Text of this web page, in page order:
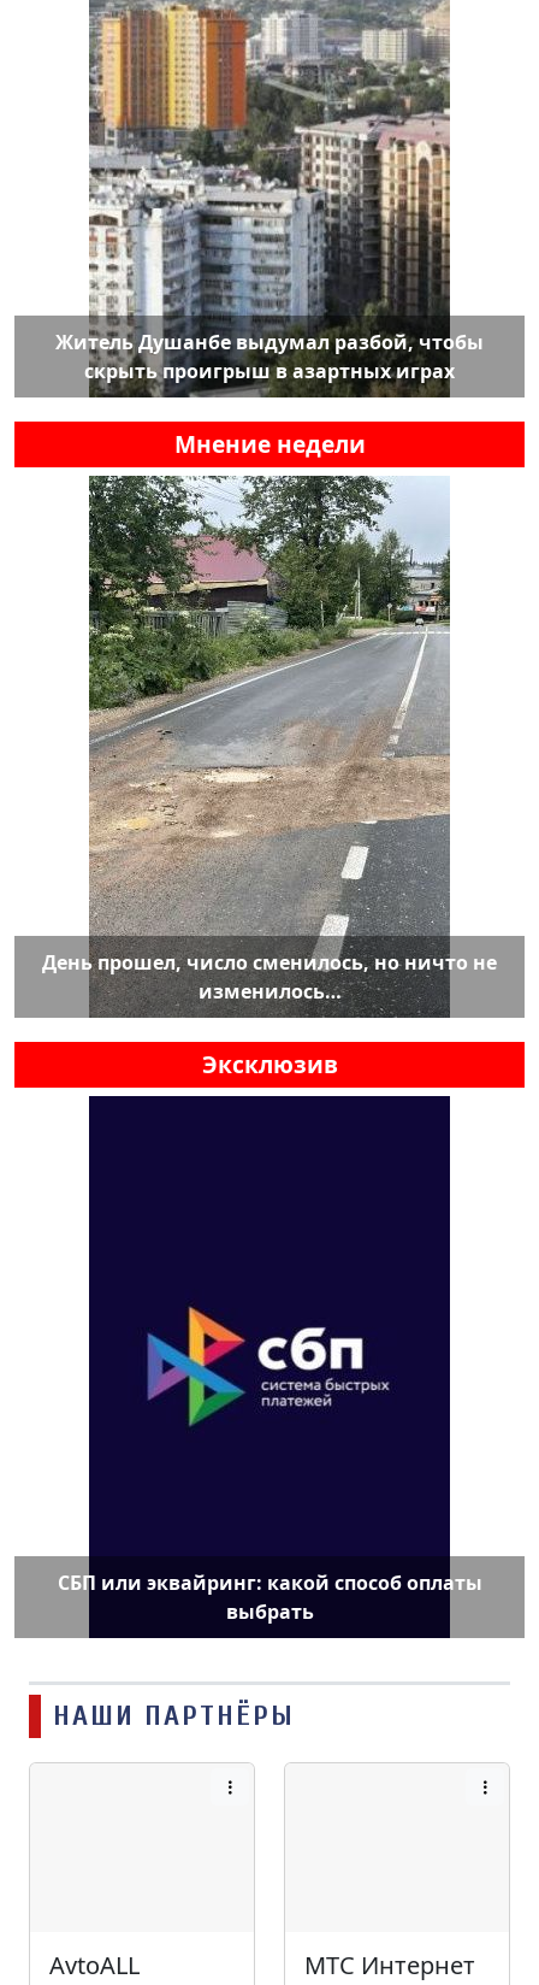
Житель Душанбе выдумал разбой, чтобы
скрыть проигрыш в азартных играх
Мнение недели
День прошел, число сменилось, но ничто не
изменилось…
Эксклюзив
СБП или эквайринг: какой способ оплаты
выбрать
НАШИ ПАРТНЁРЫ
AvtoALL
МТС Интернет